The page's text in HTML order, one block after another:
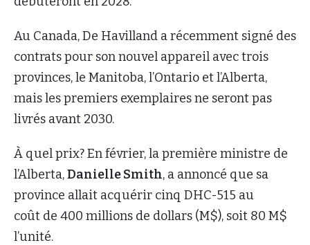
Au Canada, De Havilland a récemment signé des
contrats pour son nouvel appareil avec trois
provinces, le Manitoba, l’Ontario et l’Alberta,
mais les premiers exemplaires ne seront pas
livrés avant 2030.
À quel prix? En février, la première ministre de
l’Alberta,Danielle Smith, a annoncé que sa
province allait acquérir cinq DHC-515 au
coût de 400 millions de dollars (M$), soit 80 M$
l’unité.